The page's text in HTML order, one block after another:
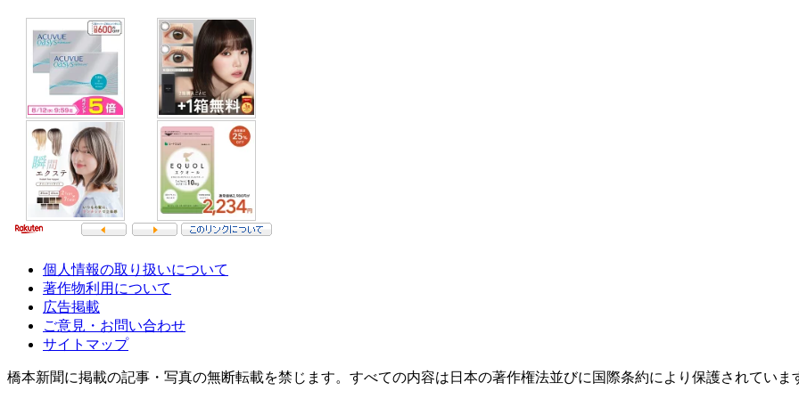
個人情報の取り扱いについて
著作物利用について
広告掲載
ご意見・お問い合わせ
サイトマップ
橋本新聞に掲載の記事・写真の無断転載を禁じます。すべての内容は日本の著作権法並びに国際条約により保護されていま